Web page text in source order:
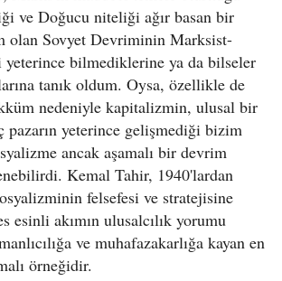
ve Doğucu niteliği ağır basan bir
olan Sovyet Devriminin Marksist-
bilmediklerine ya da bilseler
tanık oldum. Oysa, özellikle de
nedeniyle kapitalizmin, ulusal bir
pazarın yeterince gelişmediği bizim
ancak aşamalı bir devrim
Kemal Tahir, 1940'lardan
felsefesi ve stratejisine
esinli akımın ulusalcılık yorumu
ve muhafazakarlığa kayan en
örneğidir.